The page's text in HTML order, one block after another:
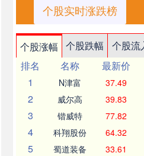
个股实时涨跌榜
个股涨幅 个股跌幅 个股流
排名
名称 最新价
1
N津富 37.49
2 威尔高 39.83
3 锴威特 77.82
4 科翔股份 64.32
5 蜀道装备 33.61